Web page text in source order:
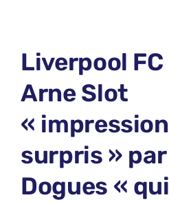
ABONNEMENTS
NOUS CONTACTER
NOUS SUIVRE
Rechercher:
Liverpool FC
Arne Slot
«
surpris »
Dogues «